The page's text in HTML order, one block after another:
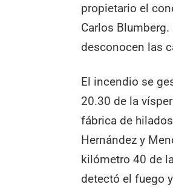
propietario el
Carlos
desconocen las
El incendio se
20.30 de la
fábrica de
Hernández y
kilómetro 40 de
detectó el fuego